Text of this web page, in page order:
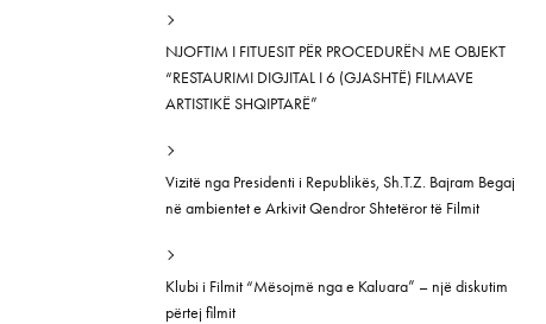
NJOFTIM I FITUESIT PËR PROCEDURËN ME OBJEKT
“RESTAURIMI DIGJITAL I 6 (GJASHTË) FILMAVE
ARTISTIKË SHQIPTARË”
Vizitë nga Presidenti i Republikës, Sh.T.Z. Bajram Begaj
në ambientet e Arkivit Qendror Shtetëror të Filmit
Klubi i Filmit “Mësojmë nga e Kaluara” – një diskutim
përtej filmit